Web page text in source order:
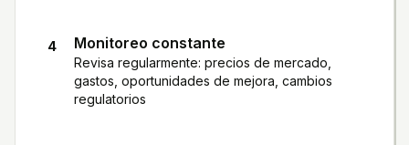
4 Monitoreo constante
Revisa regularmente: precios de mercado,
gastos, oportunidades de mejora, cambios
regulatorios